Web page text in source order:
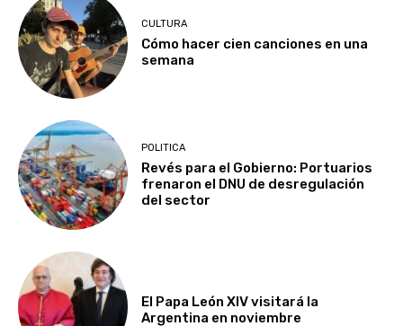
CULTURA
Cómo hacer cien canciones en una
semana
POLITICA
Revés para el Gobierno: Portuarios
frenaron el DNU de desregulación
del sector
El Papa León XIV visitará la
Argentina en noviembre